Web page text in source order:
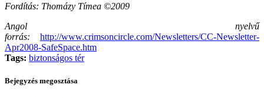
Fordítás: Thomázy Tímea ©2009
Angol nyelvű
forrás:
http://www.crimsoncircle.com/Newsletters/CC-Newsletter-
Apr2008-SafeSpace.htm
Tags: biztonságos tér
Bejegyzés megosztása